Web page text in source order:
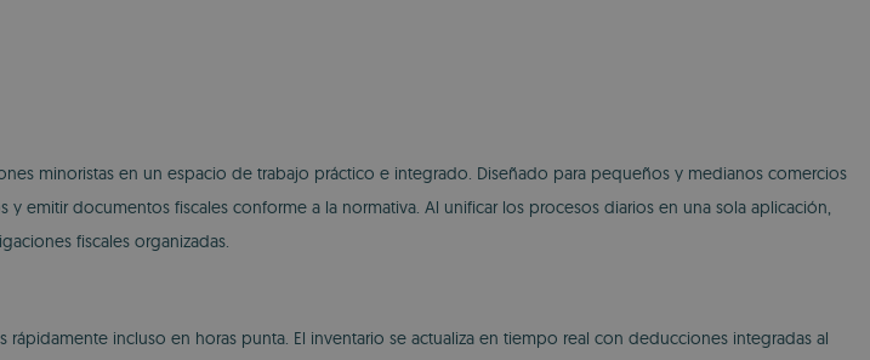
minoristas en un espacio de trabajo práctico e integrado. Diseñado para pequeños y medianos comercios
emitir documentos fiscales conforme a la normativa. Al unificar los procesos diarios en una sola aplicación,
fiscales organizadas.
incluso en horas punta. El inventario se actualiza en tiempo real con deducciones integradas al